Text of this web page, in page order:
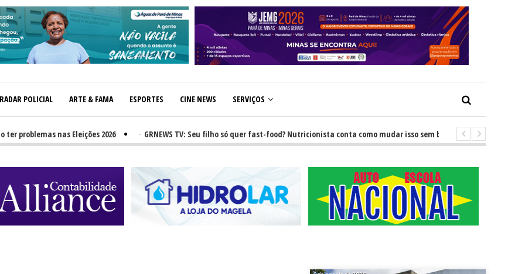
RADAR POLICIAL ARTE & FAMA ESPORTES CINE NEWS SERVIÇOS
nas Eleições 2026 GRNEWS TV: Seu filho só quer fast-food? Nutricionista conta como mudar isso sem brigas GRNEWS TV: